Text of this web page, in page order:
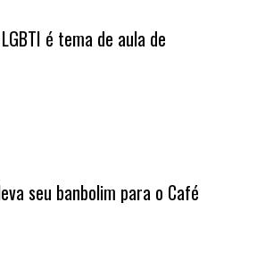
é tema de aula de
seu banbolim para o Café